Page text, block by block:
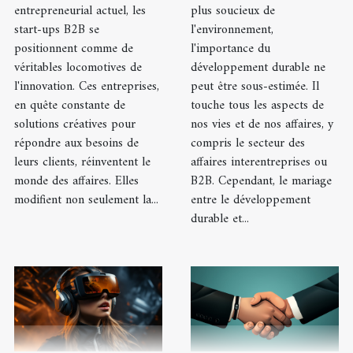
entrepreneurial actuel, les
start-ups B2B se
positionnent comme de
véritables locomotives de
l'innovation. Ces entreprises,
en quête constante de
solutions créatives pour
répondre aux besoins de
leurs clients, réinventent le
monde des affaires. Elles
modifient non seulement la...
plus soucieux de
l'environnement,
l'importance du
développement durable ne
peut être sous-estimée. Il
touche tous les aspects de
nos vies et de nos affaires, y
compris le secteur des
affaires interentreprises ou
B2B. Cependant, le mariage
entre le développement
durable et...